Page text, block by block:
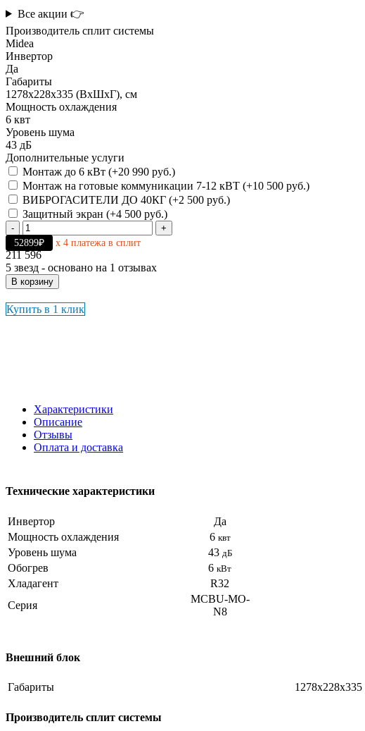
Все акции 👉
Производитель сплит системы
Midea
Инвертор
Да
Габариты
1278х228х335 (ВхШхГ), см
Мощность охлаждения
6 квт
Уровень шума
43 дБ
Дополнительные услуги
Монтаж до 6 кВт (+20 990 руб.)
Монтаж на готовые коммуникации 7-12 кВТ (+10 500 руб.)
ВИБРОГАСИТЕЛИ ДО 40КГ (+2 500 руб.)
Защитный экран (+4 500 руб.)
-
+
52899₽
х 4 платежа в сплит
211 596
5 звезд - основано на 1 отзывах
В корзину
Купить в 1 клик
Характеристики
Описание
Отзывы
Оплата и доставка
Технические характеристики
Инвертор
Да
Мощность охлаждения
6 квт
Уровень шума 43 дБ
Обогрев 6 кВт
Хладагент
R32
Серия
MCBU-MO-
N8
Внешний блок
Габариты 1278х228х335
Производитель сплит системы